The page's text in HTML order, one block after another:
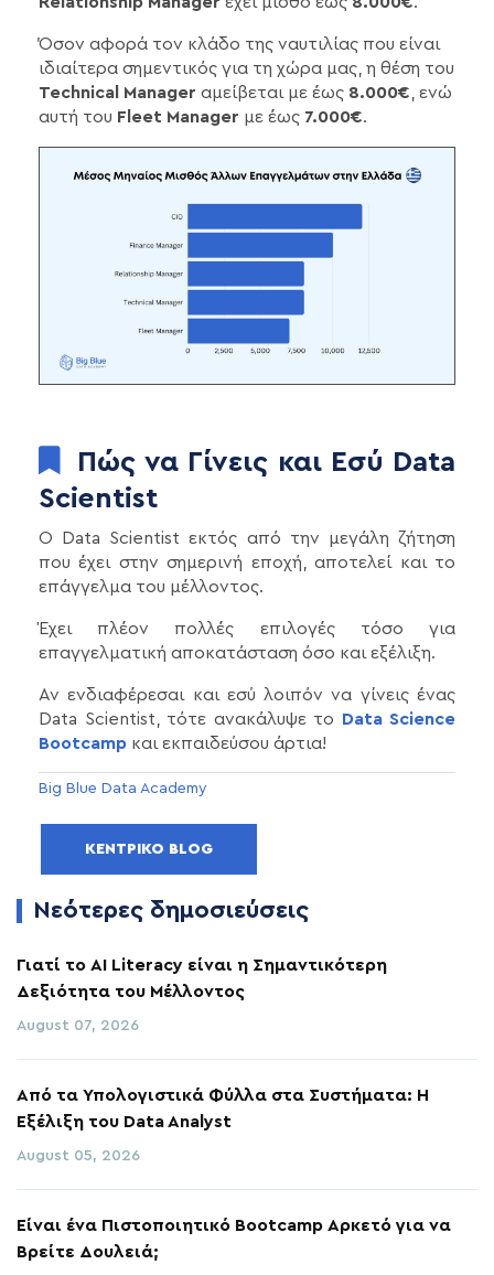
Όσον αφορά τον κλάδο της ναυτιλίας που είναι
ιδιαίτερα σημεντικός για τη χώρα μας, η θέση του
Technical Manager αμείβεται με έως 8.000€ , ενώ
αυτή του Fleet Manager με έως 7.000€.
Πώς να Γίνεις και Εσύ Data
Scientist
Ο Data Scientist εκτός από την μεγάλη ζήτηση
που έχει στην σημερινή εποχή, αποτελεί και το
επάγγελμα του μέλλοντος.
Έχει πλέον πολλές επιλογές τόσο για
επαγγελματική αποκατάσταση όσο και εξέλιξη.
Αν ενδιαφέρεσαι και εσύ λοιπόν να γίνεις ένας
Data Scientist, τότε ανακάλυψε το Data Science
Bootcamp και εκπαιδεύσου άρτια!
Big Blue Data Academy
ΚΕΝΤΡΙΚΌ BLOG
Νεότερες δημοσιεύσεις
Γιατί το AI Literacy είναι η Σημαντικότερη
Δεξιότητα του Μέλλοντος
August 07, 2026
Από τα Υπολογιστικά Φύλλα στα Συστήματα: Η
Εξέλιξη του Data Analyst
August 05, 2026
Είναι ένα Πιστοποιητικό Bootcamp Αρκετό για να
Βρείτε Δουλειά;